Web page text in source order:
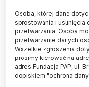
Dzieci, które
natury podczas
COVID-19, miały
behawioralnych i
tymi, których
lub zmniejszył się
Osoba, której dane
sprostowania i usunięcia
przetwarzania. Osoba
przetwarzanie danych
Wszelkie zgłoszenia
prosimy kierować na
adres Fundacja PAP, ul.
dopiskiem "ochrona